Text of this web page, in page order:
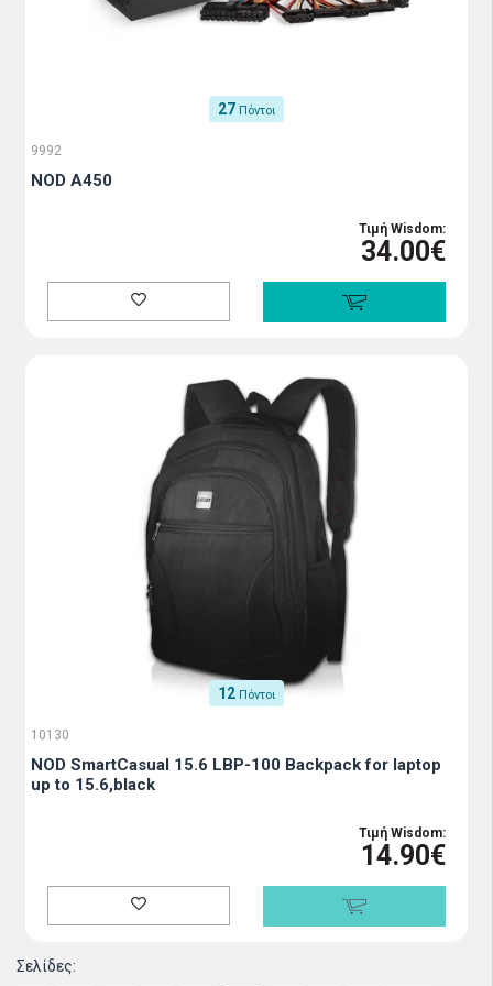
27 Πόντοι
9992
NOD A450
Τιμή Wisdom:
34.00€
12 Πόντοι
10130
NOD SmartCasual 15.6 LBP-100 Backpack for laptop
up to 15.6,black
Τιμή Wisdom:
14.90€
Σελίδες: